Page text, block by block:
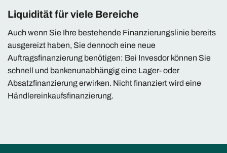
Liquidität für viele Bereiche
Auch wenn Sie Ihre bestehende Finanzierungslinie bereits
ausgereizt haben, Sie dennoch eine neue
Auftragsfinanzierung benötigen: Bei Invesdor können Sie
schnell und bankenunabhängig eine Lager- oder
Absatzfinanzierung erwirken. Nicht finanziert wird eine
Händlereinkaufsfinanzierung.